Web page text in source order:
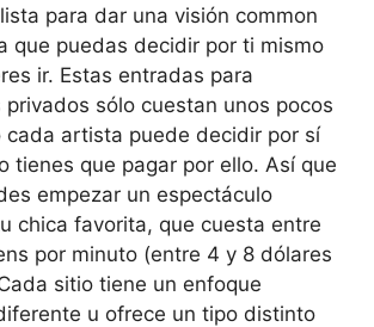
para dar una visión common
que puedas decidir por ti mismo
ir. Estas entradas para
privados sólo cuestan unos pocos
cada artista puede decidir por sí
tienes que pagar por ello. Así que
empezar un espectáculo
chica favorita, que cuesta entre
por minuto (entre 4 y 8 dólares
sitio tiene un enfoque
u ofrece un tipo distinto